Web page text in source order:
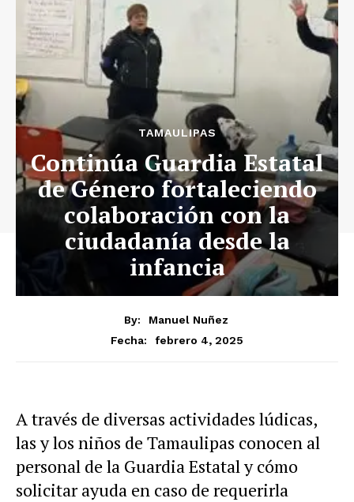
TAMAULIPAS
Continúa Guardia Estatal
de Género fortaleciendo
colaboración con la
ciudadanía desde la
infancia
By:
Manuel Nuñez
Fecha:
febrero 4, 2025
A través de diversas actividades lúdicas,
las y los niños de Tamaulipas conocen al
personal de la Guardia Estatal y cómo
solicitar ayuda en caso de requerirla